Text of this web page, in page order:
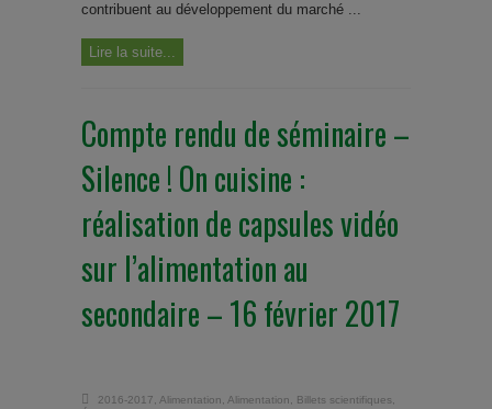
contribuent au développement du marché ...
Lire la suite...
Compte rendu de séminaire –
Silence ! On cuisine :
réalisation de capsules vidéo
sur l’alimentation au
secondaire – 16 février 2017
2016-2017 Alimentation Alimentation Billets scientifiques